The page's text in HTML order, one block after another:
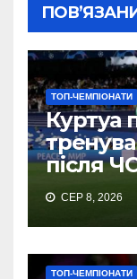
ТОП-ЧЕМПІОНАТИ
Куртуа
після
СЕР 8, 2026
ТОП-ЧЕМПІОНАТИ